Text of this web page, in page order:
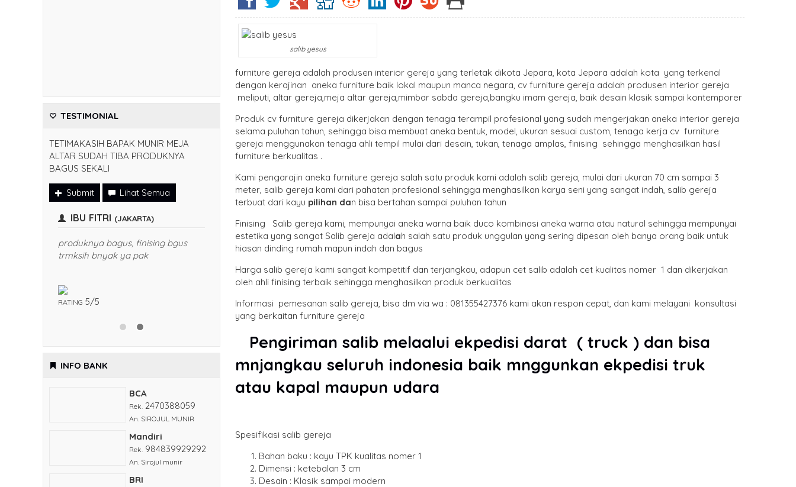
salib yesus
furniture gereja adalah produsen interior gereja yang terletak dikota Jepara, kota Jepara adalah kota yang terkenal
dengan kerajinan aneka furniture baik lokal maupun manca negara, cv furniture gereja adalah produsen interior gereja
meliputi, altar gereja,meja altar gereja,mimbar sabda gereja,bangku imam gereja, baik desain klasik sampai kontemporer
Produk cv furniture gereja dikerjakan dengan tenaga terampil profesional yang sudah mengerjakan aneka interior gereja
selama puluhan tahun, sehingga bisa membuat aneka bentuk, model, ukuran sesuai custom, tenaga kerja cv furniture
gereja menggunakan tenaga ahli tempil mulai dari desain, tukan, tenaga amplas, finising sehingga menghasilkan hasil
furniture berkualitas .
Kami pengarajin aneka furniture gereja salah satu produk kami adalah salib gereja, mulai dari ukuran 70 cm sampai 3
meter, salib gereja kami dari pahatan profesional sehingga menghasilkan karya seni yang sangat indah, salib gereja
terbuat dari kayu pilihan dan bisa bertahan sampai puluhan tahun
Finising Salib gereja kami, mempunyai aneka warna baik duco kombinasi aneka warna atau natural sehingga mempunyai
estetika yang sangat Salib gereja adalah salah satu produk unggulan yang sering dipesan oleh banya orang baik untuk
hiasan dinding rumah mapun indah dan bagus
Harga salib gereja kami sangat kompetitif dan terjangkau, adapun cet salib adalah cet kualitas nomer 1 dan dikerjakan
oleh ahli finising terbaik sehingga menghasilkan produk berkualitas
Informasi pemesanan salib gereja, bisa dm via wa : 081355427376 kami akan respon cepat, dan kami melayani konsultasi
yang berkaitan furniture gereja
Pengiriman salib melaalui ekpedisi darat ( truck ) dan bisa
mnjangkau seluruh indonesia baik mnggunkan ekpedisi truk
atau kapal maupun udara
Spesifikasi salib gereja
Bahan baku : kayu TPK kualitas nomer 1
Dimensi : ketebalan 3 cm
Desain : Klasik sampai modern
TESTIMONIAL
TETIMAKASIH BAPAK MUNIR MEJA
ALTAR SUDAH TIBA PRODUKNYA
BAGUS SEKALI
Submit Lihat Semua
IBU FITRI (JAKARTA)
produknya bagus, finising bgus
trmksih bnyak ya pak
RATING 5/5
INFO BANK
BCA
Rek. 2470388059
An. SIROJUL MUNIR
Mandiri
Rek. 984839929292
An. Sirojul munir
BRI